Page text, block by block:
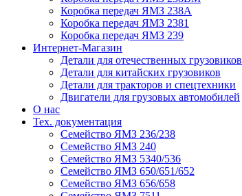
Коробка передач ЯМЗ 238А
Коробка передач ЯМЗ 2381
Коробка передач ЯМЗ 239
Интернет-Магазин
Детали для отечественных грузовиков
Детали для китайских грузовиков
Детали для тракторов и спецтехники
Двигатели для грузовых автомобилей
О нас
Тех. документация
Семейство ЯМЗ 236/238
Семейство ЯМЗ 240
Семейство ЯМЗ 5340/536
Семейство ЯМЗ 650/651/652
Семейство ЯМЗ 656/658